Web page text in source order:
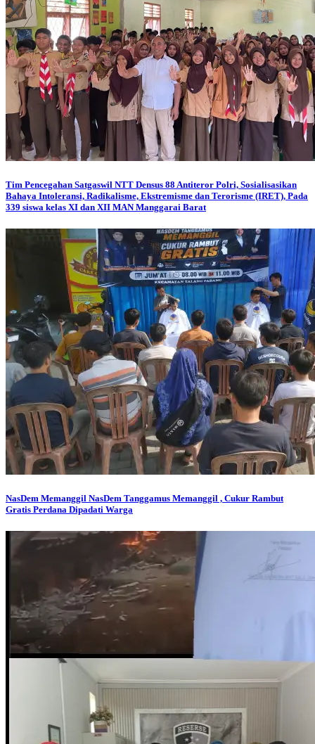
Tim Pencegahan Satgaswil NTT Densus 88 Antiteror Polri, Sosialisasikan
Bahaya Intoleransi, Radikalisme, Ekstremisme dan Terorisme (IRET), Pada
339 siswa kelas XI dan XII MAN Manggarai Barat
NasDem Memanggil NasDem Tanggamus Memanggil , Cukur Rambut
Gratis Perdana Dipadati Warga